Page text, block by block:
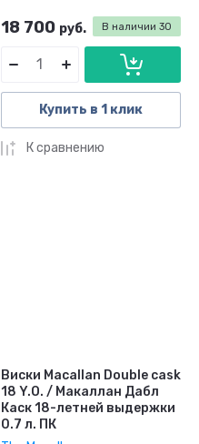
В наличии 30
18 700 руб.
Купить в 1 клик
К сравнению
Виски Macallan Double cask
18 Y.O. / Макаллан Дабл
Каск 18-летней выдержки
0.7 л. ПК